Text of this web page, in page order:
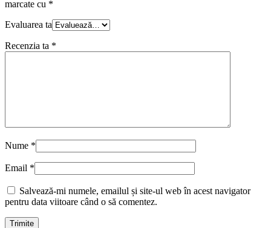
marcate cu *
Evaluarea ta
Recenzia ta *
Nume *
Email *
Salvează-mi numele, emailul și site-ul web în acest navigator
pentru data viitoare când o să comentez.